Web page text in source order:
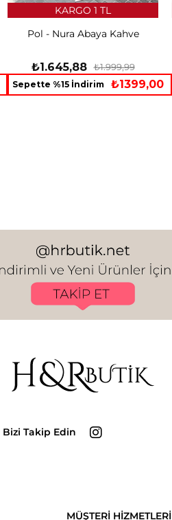
Pol - Nura Abaya Kahve
₺1.645,88 ₺1.999,99
Sepette %15 İndirim ₺1399,00
KARGO 1 TL
Bizi Takip Edin
MÜŞTERİ HİZMETLERİ